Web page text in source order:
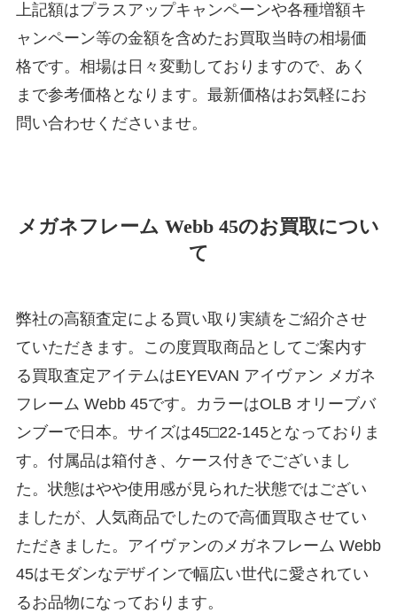
上記額はプラスアップキャンペーンや各種増額キ
ャンペーン等の金額を含めたお買取当時の相場価
格です。相場は日々変動しておりますので、あく
まで参考価格となります。最新価格はお気軽にお
問い合わせくださいませ。
メガネフレーム Webb 45のお買取につい
て
弊社の高額査定による買い取り実績をご紹介させ
ていただきます。この度買取商品としてご案内す
る買取査定アイテムはEYEVAN アイヴァン メガネ
フレーム Webb 45です。カラーはOLB オリーブバ
ンブーで日本。サイズは45□22-145となっておりま
す。付属品は箱付き、ケース付きでございまし
た。状態はやや使用感が見られた状態ではござい
ましたが、人気商品でしたので高価買取させてい
ただきました。アイヴァンのメガネフレーム Webb
45はモダンなデザインで幅広い世代に愛されてい
るお品物になっております。